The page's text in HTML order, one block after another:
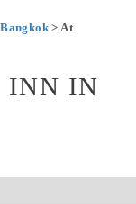
> At
INN IN